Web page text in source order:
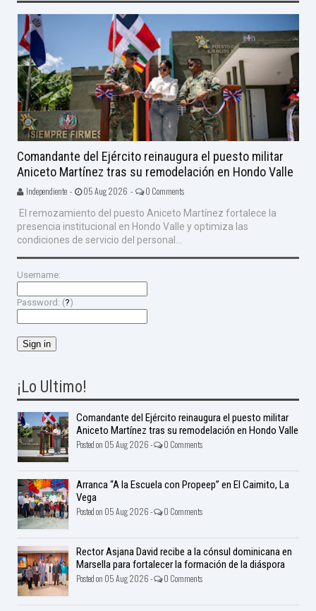
Comandante del Ejército reinaugura el puesto militar
Aniceto Martínez tras su remodelación en Hondo Valle
Independiente - 05 Aug 2026 - 0 Comments
El remozamiento del puesto Aniceto Martínez fortalece la
presencia institucional en Hondo Valle y optimiza las
condiciones de servicio del personal...
Username:
Password: (?)
¡Lo Ultimo!
Comandante del Ejército reinaugura el puesto militar
Aniceto Martínez tras su remodelación en Hondo Valle
Posted on 05 Aug 2026 - 0 Comments
Arranca “A la Escuela con Propeep” en El Caimito, La
Vega
Posted on 05 Aug 2026 - 0 Comments
Rector Asjana David recibe a la cónsul dominicana en
Marsella para fortalecer la formación de la diáspora
Posted on 05 Aug 2026 - 0 Comments